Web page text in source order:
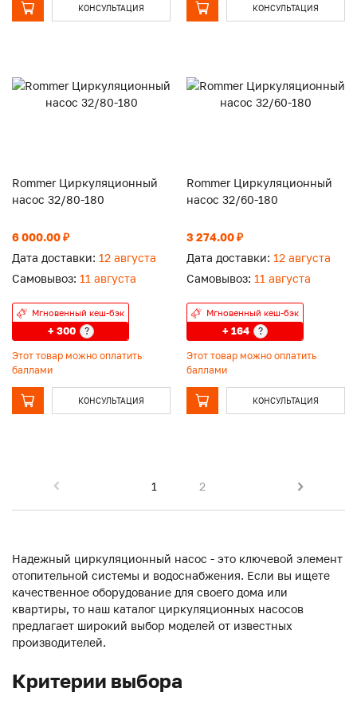
КОНСУЛЬТАЦИЯ КОНСУЛЬТАЦИЯ
Rommer Циркуляционный
насос 32/80-180
6 000.00 ₽
Дата доставки: 12 августа
Самовывоз: 11 августа
Мгновенный кеш-бэк
+ 300 ?
Этот товар можно оплатить
баллами
КОНСУЛЬТАЦИЯ
Rommer Циркуляционный
насос 32/60-180
3 274.00 ₽
Дата доставки: 12 августа
Самовывоз: 11 августа
Мгновенный кеш-бэк
+ 164 ?
Этот товар можно оплатить
баллами
КОНСУЛЬТАЦИЯ
1 2
Надежный циркуляционный насос - это ключевой элемент
отопительной системы и водоснабжения. Если вы ищете
качественное оборудование для своего дома или
квартиры, то наш каталог циркуляционных насосов
предлагает широкий выбор моделей от известных
производителей.
Критерии выбора